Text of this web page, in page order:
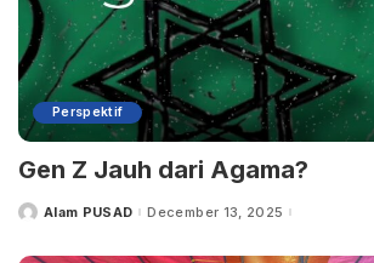
Perspektif
Gen Z Jauh dari Agama?
PostedAlam PUSAD December 13, 2025